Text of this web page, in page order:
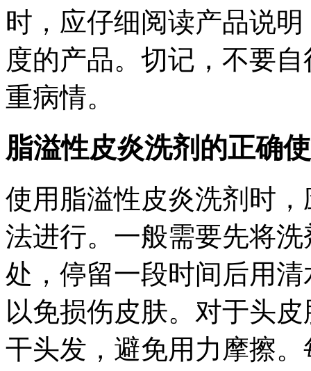
时，应仔细阅读产品说
度的产品。切记，不要
重病情。
脂溢性皮炎洗剂的正确
使用脂溢性皮炎洗剂时
法进行。一般需要先将
处，停留一段时间后用
以免损伤皮肤。对于头
干头发，避免用力摩擦